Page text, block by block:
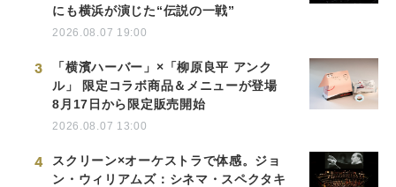
にも横浜が演じた“伝説の一戦”
2026.08.07 19:00
3
「横濱ハーバー」×「柳原良平 アンク
ル」 限定コラボ商品＆メニューが登場
8月17日から限定販売開始
2026.08.07 13:00
4
スクリーン×オーケストラで体感。ジョ
ン・ウィリアムズ：シネマ・スペクタキ